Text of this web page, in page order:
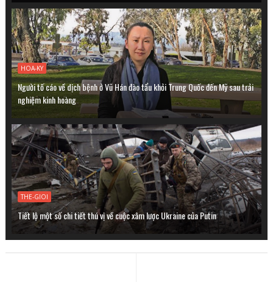
HOA-KY
Người tố cáo về dịch bệnh ở Vũ Hán đào tẩu khỏi Trung Quốc đến Mỹ sau trải
nghiệm kinh hoàng
THE-GIOI
Tiết lộ một số chi tiết thú vị về cuộc xâm lược Ukraine của Putin